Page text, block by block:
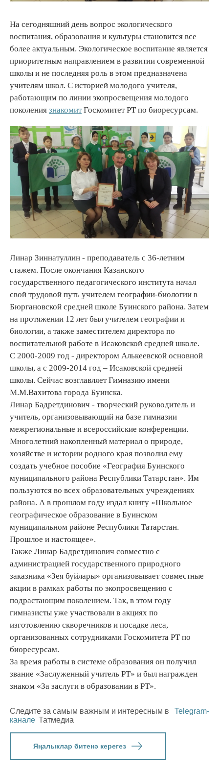
На сегодняшний день вопрос экологического
воспитания, образования и культуры становится все
более актуальным. Экологическое воспитание является
приоритетным направлением в развитии современной
школы и не последняя роль в этом предназначена
учителям школ. С историей молодого учителя,
работающим по линии экопросвещения молодого
поколения знакомитГоскомитет РТ по биоресурсам.
Линар Зиннатуллин - преподаватель с 36-летним
стажем. После окончания Казанского
государственного педагогического института начал
свой трудовой путь учителем географии-биологии в
Бюргановской средней школе Буинского района. Затем
на протяжении 12 лет был учителем географии и
биологии, а также заместителем директора по
воспитательной работе в Исаковской средней школе.
С 2000-2009 год - директором Алькеевской основной
школы, а с 2009-2014 год – Исаковской средней
школы. Сейчас возглавляет Гимназию имени
М.М.Вахитова города Буинска.
Линар Бадретдинович - творческий руководитель и
учитель, организовывающий на базе гимназии
межрегиональные и всероссийские конференции.
Многолетний накопленный материал о природе,
хозяйстве и истории родного края позволил ему
создать учебное пособие «География Буинского
муниципального района Республики Татарстан». Им
пользуются во всех образовательных учреждениях
района. А в прошлом году издал книгу «Школьное
географическое образование в Буинском
муниципальном районе Республики Татарстан.
Прошлое и настоящее».
Также Линар Бадретдинович совместно с
администрацией государственного природного
заказника «Зея буйлары» организовывает совместные
акции в рамках работы по экопросвещению с
подрастающим поколением. Так, в этом году
гимназисты уже участвовали в акциях по
изготовлению скворечников и посадке леса,
организованных сотрудниками Госкомитета РТ по
биоресурсам.
За время работы в системе образования он получил
звание «Заслуженный учитель РТ» и был награжден
знаком «За заслуги в образовании в РТ».
Следите за самым важным и интересным в
Telegram-
канале Татмедиа
Яңалыклар битенә керегез